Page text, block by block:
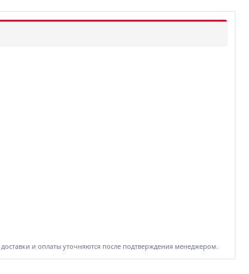
и оплаты уточняются после подтверждения менеджером.